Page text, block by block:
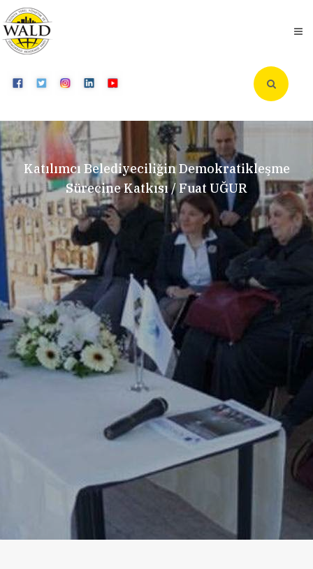
Katılımcı Belediyeciliğin Demokratikleşme
Sürecine Katkısı / Fuat UĞUR